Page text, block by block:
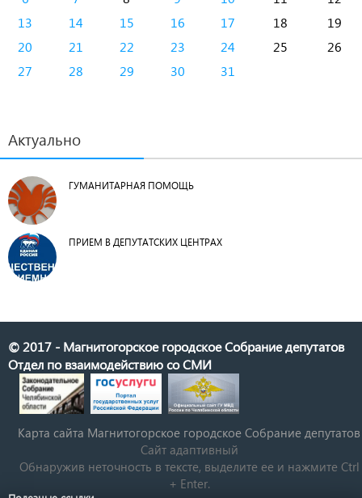
13
14 15 16 17 18
19
20
21 22 23 24 25
26
27
28 29 30 31
Актуально
ГУМАНИТАРНАЯ ПОМОЩЬ
ПРИЕМ В ДЕПУТАТСКИХ ЦЕНТРАХ
© 2017 - Магнитогорское городское Собрание депутатов
Отдел по взаимодействию со СМИ
Карта сайта Магнитогорское городское Cобрание депутатов
Сайт адаптивный
Обнаружив неточность в тексте, выделите ее и нажмите Ctrl
+ Enter.